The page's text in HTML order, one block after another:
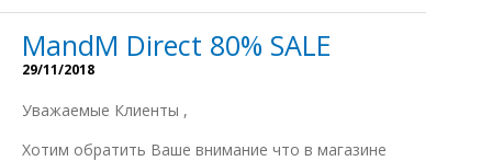
MandM Direct 80% SALE
29/11/2018
Уважаемые Клиенты ,
Xотим обратить Ваше внимание что в магазине